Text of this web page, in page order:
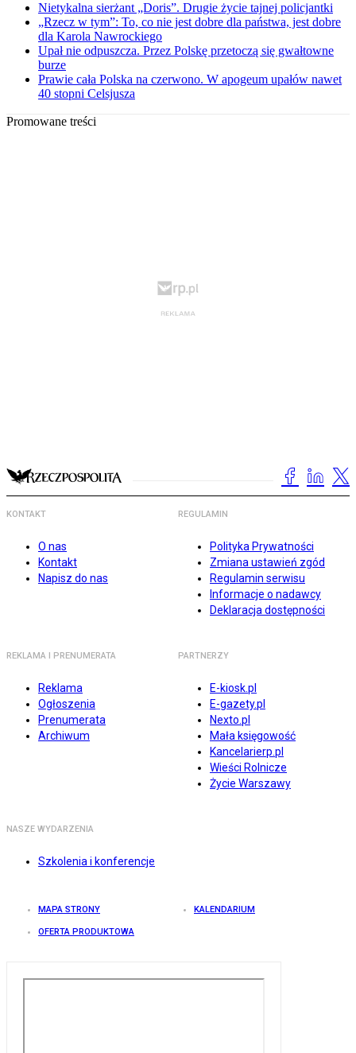
Nietykalna sierżant „Doris”. Drugie życie tajnej policjantki
„Rzecz w tym”: To, co nie jest dobre dla państwa, jest dobre
dla Karola Nawrockiego
Upał nie odpuszcza. Przez Polskę przetoczą się gwałtowne
burze
Prawie cała Polska na czerwono. W apogeum upałów nawet
40 stopni Celsjusza
Promowane treści
KONTAKT
O nas
Kontakt
Napisz do nas
REGULAMIN
Polityka Prywatności
Zmiana ustawień zgód
Regulamin serwisu
Informacje o nadawcy
Deklaracja dostępności
REKLAMA I PRENUMERATA
Reklama
Ogłoszenia
Prenumerata
Archiwum
PARTNERZY
E-kiosk.pl
E-gazety.pl
Nexto.pl
Mała księgowość
Kancelarierp.pl
Wieści Rolnicze
Życie Warszawy
NASZE WYDARZENIA
Szkolenia i konferencje
MAPA STRONY KALENDARIUM
OFERTA PRODUKTOWA